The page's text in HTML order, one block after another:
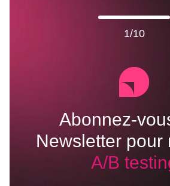
2/10
Abonnez-
Newsletter pour
Paiement &